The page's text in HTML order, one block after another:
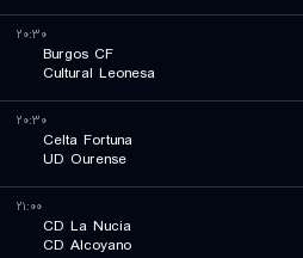
۲۰:۳۰
Burgos CF
Cultural Leonesa
۲۰:۳۰
Celta Fortuna
UD Ourense
۲۱:۰۰
CD La Nucia
CD Alcoyano